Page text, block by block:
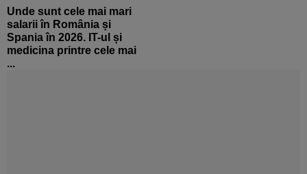
Unde sunt cele mai mari
salarii în România și
Spania în 2026. IT-ul și
medicina printre cele mai
...